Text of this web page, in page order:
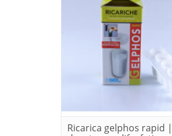
Ricarica gelphos rapid